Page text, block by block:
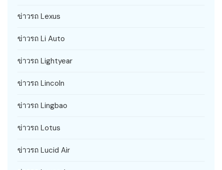
ข่าวรถ Lexus
ข่าวรถ Li Auto
ข่าวรถ Lightyear
ข่าวรถ Lincoln
ข่าวรถ Lingbao
ข่าวรถ Lotus
ข่าวรถ Lucid Air